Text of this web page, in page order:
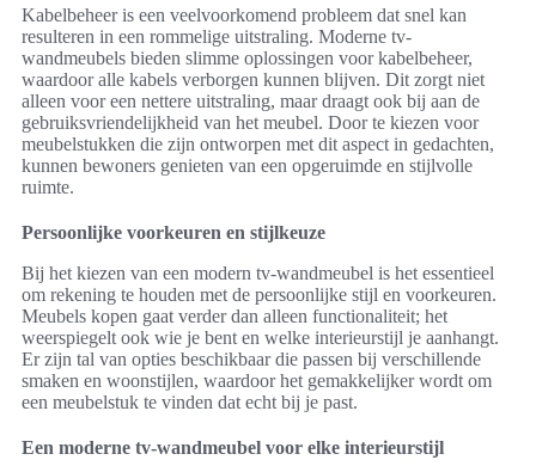
Kabelbeheer is een veelvoorkomend probleem dat snel kan
resulteren in een rommelige uitstraling. Moderne tv-
wandmeubels bieden slimme oplossingen voor kabelbeheer,
waardoor alle kabels verborgen kunnen blijven. Dit zorgt niet
alleen voor een nettere uitstraling, maar draagt ook bij aan de
gebruiksvriendelijkheid van het meubel. Door te kiezen voor
meubelstukken die zijn ontworpen met dit aspect in gedachten,
kunnen bewoners genieten van een opgeruimde en stijlvolle
ruimte.
Persoonlijke voorkeuren en stijlkeuze
Bij het kiezen van een modern tv-wandmeubel is het essentieel
om rekening te houden met de persoonlijke stijl en voorkeuren.
Meubels kopen gaat verder dan alleen functionaliteit; het
weerspiegelt ook wie je bent en welke interieurstijl je aanhangt.
Er zijn tal van opties beschikbaar die passen bij verschillende
smaken en woonstijlen, waardoor het gemakkelijker wordt om
een meubelstuk te vinden dat echt bij je past.
Een moderne tv-wandmeubel voor elke interieurstijl